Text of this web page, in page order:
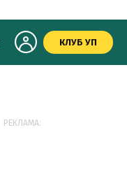
КЛУБ УП
РЕКЛАМА: